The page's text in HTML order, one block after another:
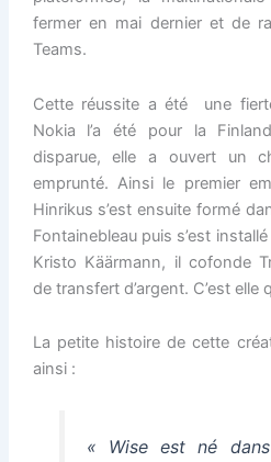
fermer en mai dernier et de
Teams.
Cette réussite a été une
Nokia l’a été pour la
disparue, elle a ouvert un
emprunté. Ainsi le premier
Hinrikus s’est ensuite formé
Fontainebleau puis s’est
Kristo Käärmann, il cofonde
de transfert d’argent. C’est
La petite histoire de cette
ainsi :
« Wise est né